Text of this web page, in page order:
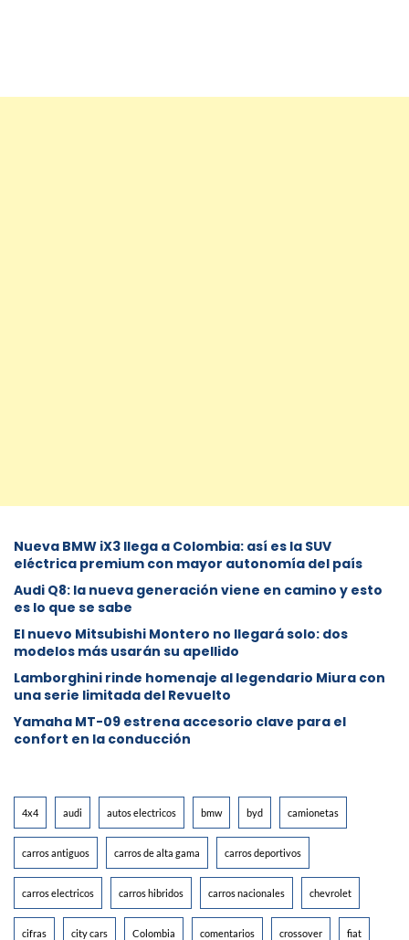
Nueva BMW iX3 llega a Colombia: así es la SUV
eléctrica premium con mayor autonomía del país
Audi Q8: la nueva generación viene en camino y esto
es lo que se sabe
⁠El nuevo Mitsubishi Montero no llegará solo: dos
modelos más usarán su apellido
Lamborghini rinde homenaje al legendario Miura con
una serie limitada del Revuelto
Yamaha MT-09 estrena accesorio clave para el
confort en la conducción
4x4 audi autos electricos bmw byd camionetas
carros antiguos carros de alta gama carros deportivos
carros electricos carros hibridos carros nacionales chevrolet
cifras city cars Colombia comentarios crossover fiat